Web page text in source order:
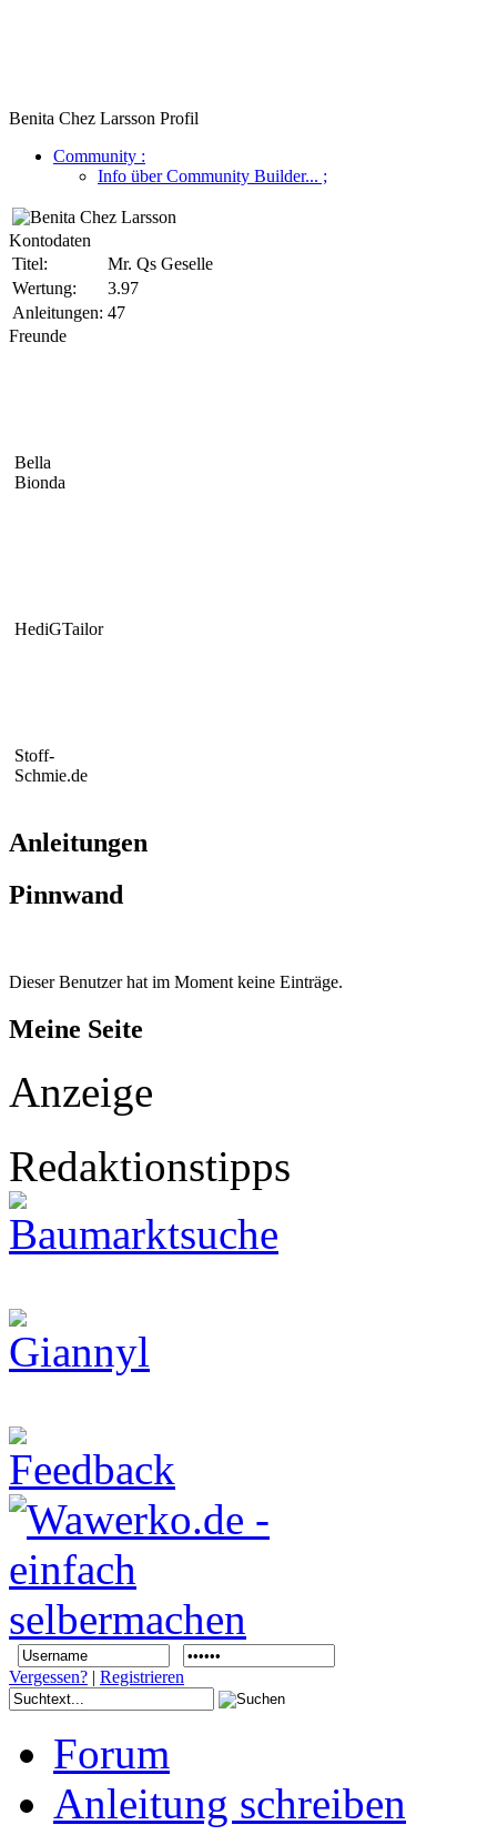
Benita Chez Larsson Profil
Community :
Info über Community Builder... ;
Kontodaten
Titel:
Mr. Qs Geselle
Wertung:
3.97
Anleitungen: 47
Freunde
Bella
Bionda
HediGTailor
Stoff-
Schmie.de
Anleitungen
Pinnwand
Dieser Benutzer hat im Moment keine Einträge.
Meine Seite
Anzeige
Redaktionstipps
Vergessen? | Registrieren
Forum
Anleitung schreiben